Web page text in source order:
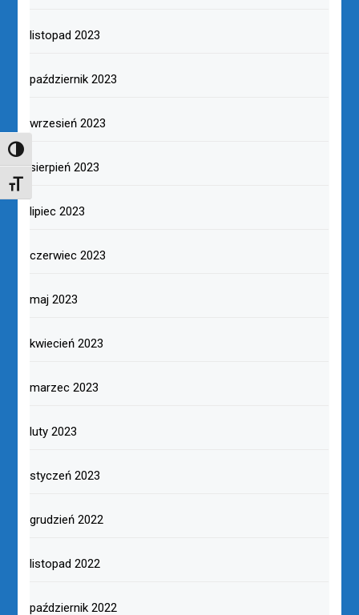
TOGGLE HIGH CONTRAST
TOGGLE FONT SIZE
listopad 2023
październik 2023
wrzesień 2023
sierpień 2023
lipiec 2023
czerwiec 2023
maj 2023
kwiecień 2023
marzec 2023
luty 2023
styczeń 2023
grudzień 2022
listopad 2022
październik 2022